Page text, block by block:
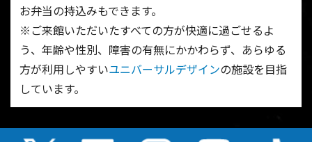
お弁当の持込みもできます。
※ご来館いただいたすべての方が快適に過ごせるよ
う、年齢や性別、障害の有無にかかわらず、あらゆる
方が利用しやすいユニバーサルデザインの施設を目指
しています。